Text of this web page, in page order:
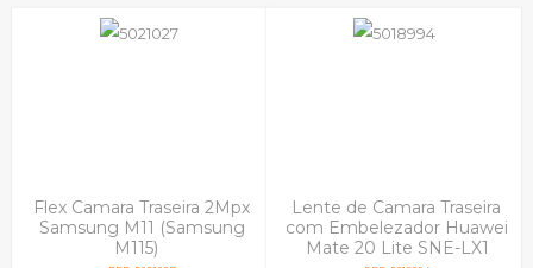
Flex Camara Traseira 2Mpx
Samsung M11 (Samsung
M115)
Lente de Camara Traseira
com Embelezador Huawei
Mate 20 Lite SNE-LX1